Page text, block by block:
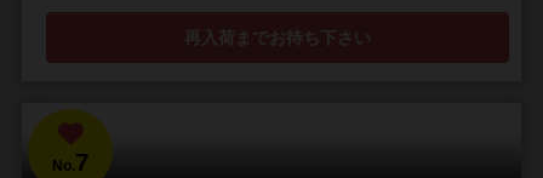
再入荷までお待ち下さい
No.7